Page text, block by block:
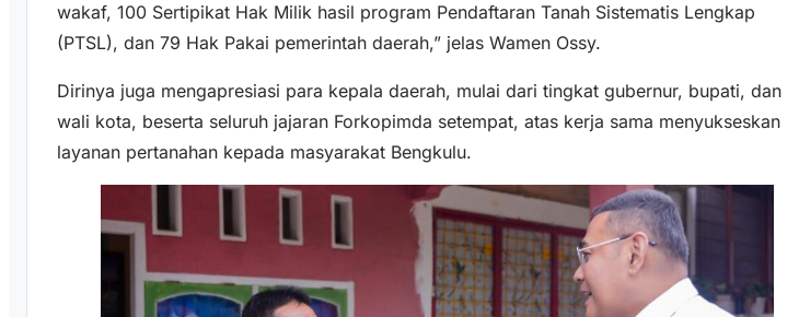
wakaf, 100 Sertipikat Hak Milik hasil program Pendaftaran Tanah Sistematis Lengkap
(PTSL), dan 79 Hak Pakai pemerintah daerah,” jelas Wamen Ossy.
Dirinya juga mengapresiasi para kepala daerah, mulai dari tingkat gubernur, bupati, dan
wali kota, beserta seluruh jajaran Forkopimda setempat, atas kerja sama menyukseskan
layanan pertanahan kepada masyarakat Bengkulu.